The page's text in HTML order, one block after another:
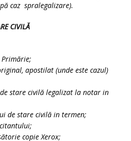
caz spralegalizare).
CIVILĂ
apostilat (unde este cazul)
stare civilă legalizat la notar in
de stare civilă in termen;
copie Xerox;